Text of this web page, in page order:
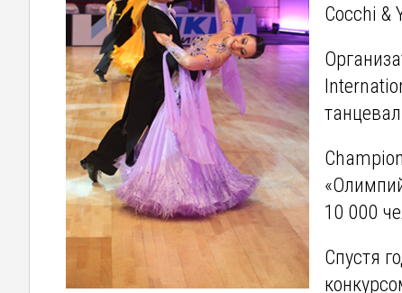
Cocchi &
10 000
Спустя